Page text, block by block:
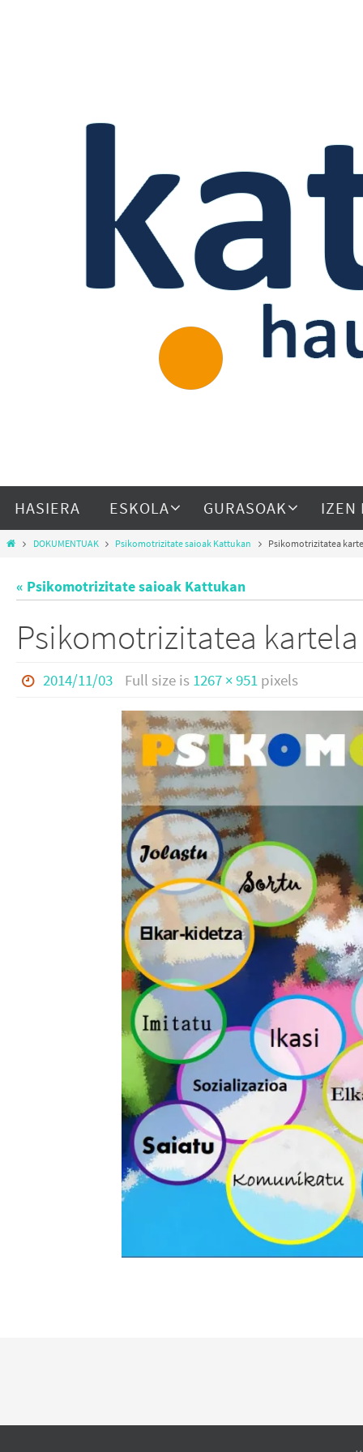
HASIERA ESKOLA GURASOAK IZEN
DOKUMENTUAK Psikomotrizitate saioak Kattukan Psikomotrizitatea
« Psikomotrizitate saioak Kattukan
Psikomotrizitatea kartela
2014/11/03 Full size is 1267 × 951pixels